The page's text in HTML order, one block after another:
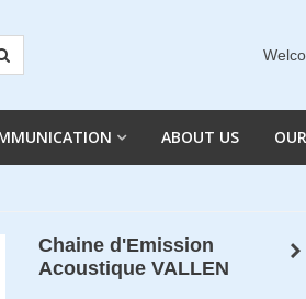
ABOUT US
Chaine d'Emission
Acoustique VALLEN